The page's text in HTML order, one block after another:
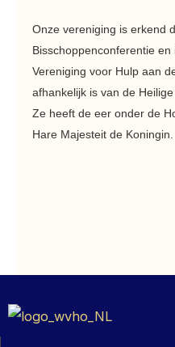
Onze vereniging is erkend
Bisschoppenconferentie
Vereniging voor Hulp aan
afhankelijk is van de Heilige
Ze heeft de eer onder de
Hare Majesteit de Koningin.